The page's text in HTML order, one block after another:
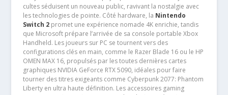
cultes séduisent un nouveau public, ravivant la nostalgie avec
les technologies de pointe. Côté hardware, la Nintendo
Switch 2promet une expérience nomade 4K enrichie, tandis
que Microsoft prépare l’arrivée de sa console portable Xbox
Handheld. Les joueurs sur PC se tournent vers des
configurations clés en main, comme le Razer Blade 16 ou le HP
OMEN MAX 16, propulsés par les toutes dernières cartes
graphiques NVIDIA GeForce RTX 5090, idéales pour faire
tourner des titres exigeants comme Cyberpunk 2077: Phantom
Liberty en ultra haute définition. Les accessoires gaming